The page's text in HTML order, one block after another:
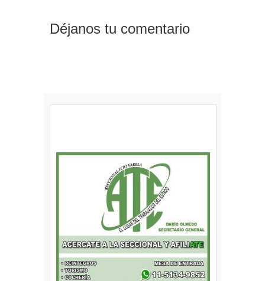
Déjanos tu comentario